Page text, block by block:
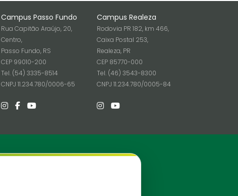
Campus Passo Fundo
Rua Capitão Araújo, 20,
Centro,
Passo Fundo, RS
CEP 99010-200
Tel. (54) 3335-8514
CNPJ 11.234.780/0006-65
Campus Realeza
Rodovia PR 182, km 466,
Caixa Postal 253,
Realeza, PR
CEP 85770-000
Tel. (46) 3543-8300
CNPJ 11.234.780/0005-84